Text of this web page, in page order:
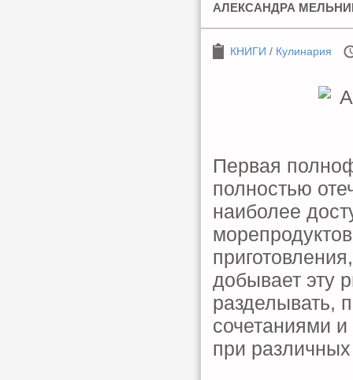
АЛЕКСАНДРА
КНИГИ / Кулинария
Первая
полностью
наиболее
добывает эту
разделывать,
сочетаниями
при